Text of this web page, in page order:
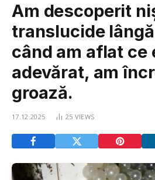
Am descoperit
translucide
când am aflat ce
adevărat, am
groază.
17.12.2025 25 VIEWS